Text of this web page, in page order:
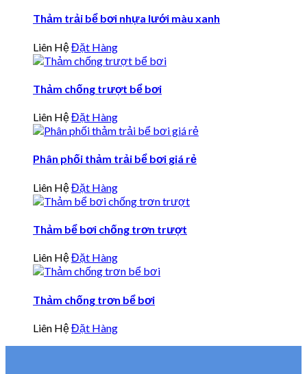
Thảm trải bể bơi nhựa lưới màu xanh
Liên HệĐặt Hàng
Thảm chống trượt bể bơi
Liên HệĐặt Hàng
Phân phối thảm trải bể bơi giá rẻ
Liên HệĐặt Hàng
Thảm bể bơi chống trơn trượt
Liên HệĐặt Hàng
Thảm chống trơn bể bơi
Liên HệĐặt Hàng